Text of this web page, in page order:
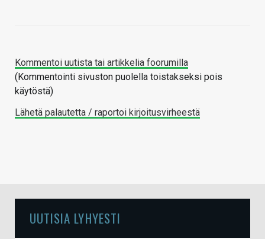
Kommentoi uutista tai artikkelia foorumilla
(Kommentointi sivuston puolella toistakseksi pois
käytöstä)
Lähetä palautetta / raportoi kirjoitusvirheestä
UUTISIA LYHYESTI